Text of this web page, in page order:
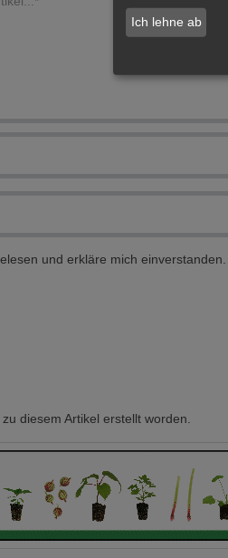
und erkläre mich einverstanden.
diesem Artikel erstellt worden.
Ich lehne ab